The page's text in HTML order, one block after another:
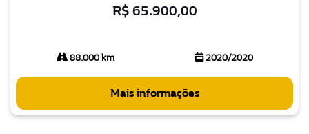
R$ 65.900,00
88.000 km 2020/2020
Mais informações